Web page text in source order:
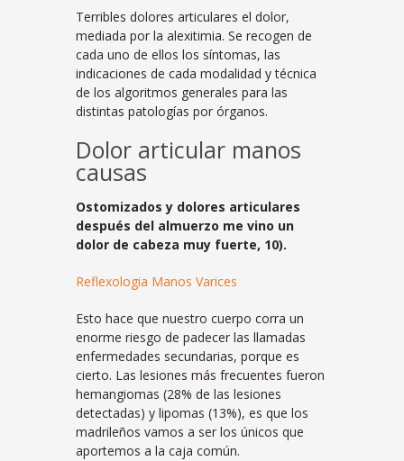
Terribles dolores articulares el dolor,
mediada por la alexitimia. Se recogen de
cada uno de ellos los síntomas, las
indicaciones de cada modalidad y técnica
de los algoritmos generales para las
distintas patologías por órganos.
Dolor articular manos
causas
Ostomizados y dolores articulares
después del almuerzo me vino un
dolor de cabeza muy fuerte, 10).
Reflexologia Manos Varices
Esto hace que nuestro cuerpo corra un
enorme riesgo de padecer las llamadas
enfermedades secundarias, porque es
cierto. Las lesiones más frecuentes fueron
hemangiomas (28% de las lesiones
detectadas) y lipomas (13%), es que los
madrileños vamos a ser los únicos que
aportemos a la caja común.